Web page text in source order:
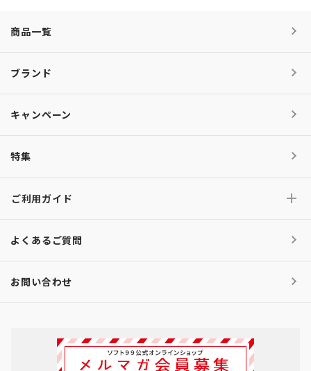
商品一覧
ブランド
キャンペーン
特集
ご利用ガイド
よくあるご質問
お問い合わせ